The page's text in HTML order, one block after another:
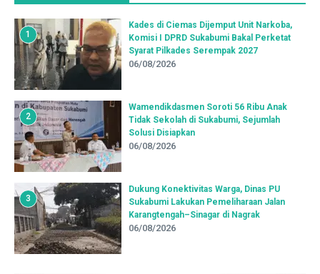
1
Kades di Ciemas Dijemput Unit Narkoba,
Komisi I DPRD Sukabumi Bakal Perketat
Syarat Pilkades Serempak 2027
06/08/2026
2
Wamendikdasmen Soroti 56 Ribu Anak
Tidak Sekolah di Sukabumi, Sejumlah
Solusi Disiapkan
06/08/2026
3
Dukung Konektivitas Warga, Dinas PU
Sukabumi Lakukan Pemeliharaan Jalan
Karangtengah–Sinagar di Nagrak
06/08/2026